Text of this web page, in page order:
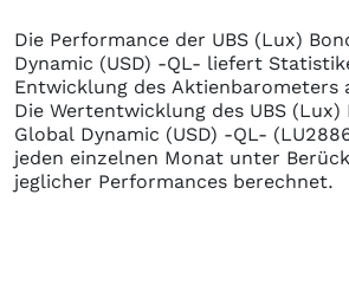
Die Performance der UBS (Lux)
Dynamic (USD) -QL- liefert
Entwicklung des Aktienbarometers
Die Wertentwicklung des UBS (Lux)
Global Dynamic (USD) -QL-
jeden einzelnen Monat unter
jeglicher Performances berechnet.